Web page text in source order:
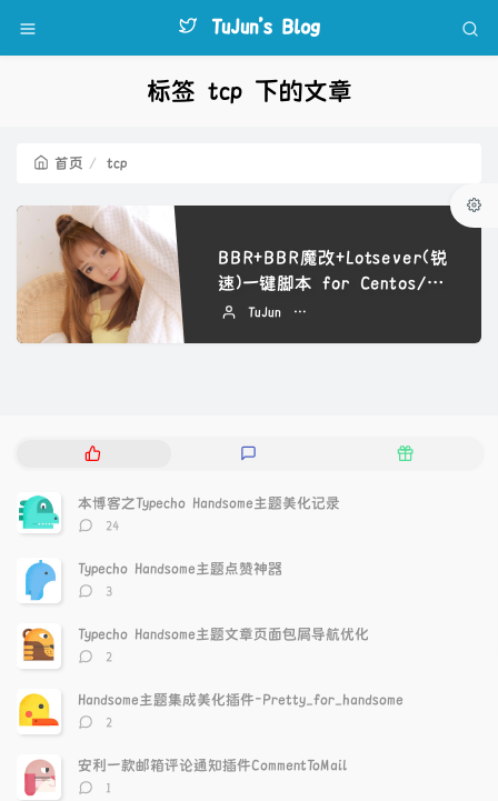
TuJun's Blog
标签 tcp 下的文章
首页 tcp
BBR+BBR魔改+Lotsever(锐
速)一键脚本 for Centos/D
ebian/Ubuntu
TuJun
热
文
章
评
随
本博客之Typecho Handsome主题美化记录
评
数：
24
Typecho Handsome主题点赞神器
评
数：
3
Typecho Handsome主题文章页面包屑导航优化
评
数：
2
Handsome主题集成美化插件-Pretty_for_handsome
评
数：
2
安利一款邮箱评论通知插件CommentToMail
评1